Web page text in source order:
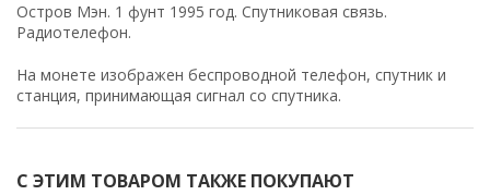
Остров Мэн. 1 фунт 1995 год. Спутниковая связь.
Радиотелефон.
На монете изображен беспроводной телефон, спутник и
станция, принимающая сигнал со спутника.
С ЭТИМ ТОВАРОМ ТАКЖЕ ПОКУПАЮТ